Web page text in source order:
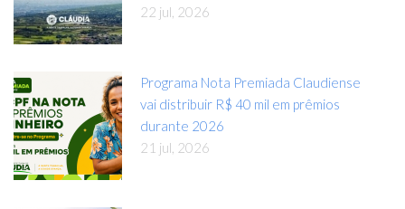
22 jul, 2026
Programa Nota Premiada Claudiense
vai distribuir R$ 40 mil em prêmios
durante 2026
21 jul, 2026